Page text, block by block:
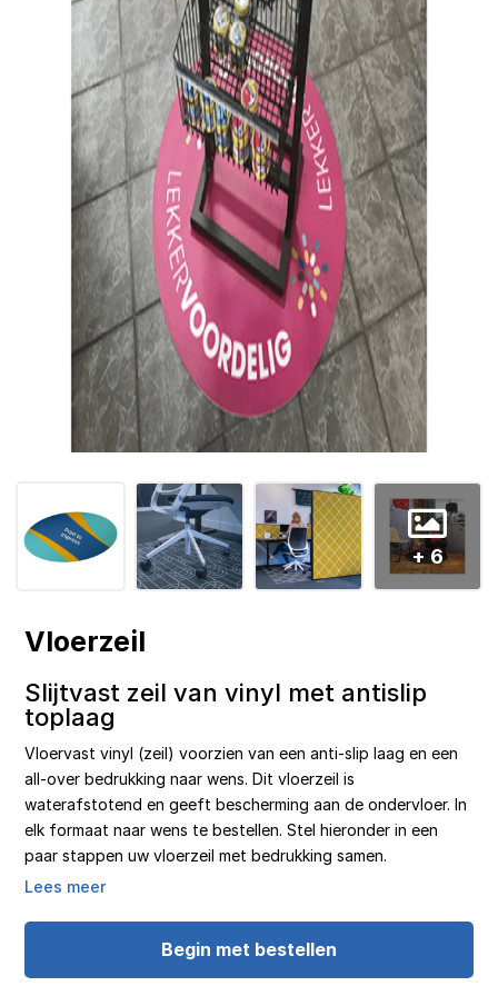
+ 6
Vloerzeil
Slijtvast zeil van vinyl met antislip
toplaag
Vloervast vinyl (zeil) voorzien van een anti-slip laag en een
all-over bedrukking naar wens. Dit vloerzeil is
waterafstotend en geeft bescherming aan de ondervloer. In
elk formaat naar wens te bestellen. Stel hieronder in een
paar stappen uw vloerzeil met bedrukking samen.
Lees meer
Begin met bestellen